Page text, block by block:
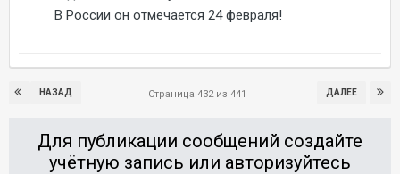
В России он отмечается 24 февраля!
НАЗАД ДАЛЕЕ
Страница 432 из 441
Для публикации сообщений создайте
учётную запись или авторизуйтесь